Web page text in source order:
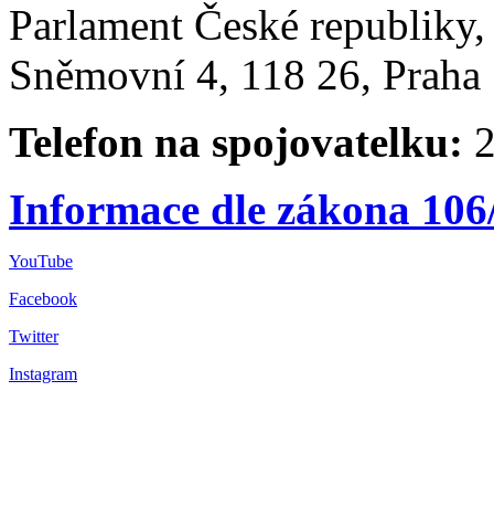
Parlament České
Sněmovní 4, 118 26,
Telefon na spojovatelku:
Informace dle zákona
YouTube
Facebook
Twitter
Instagram